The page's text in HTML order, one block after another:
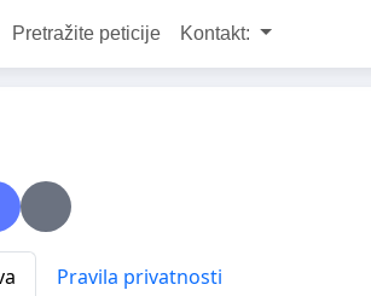
Pretražite peticije Kontakt:
Pravila privatnosti